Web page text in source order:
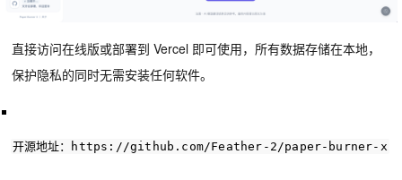
直接访问在线版或部署到 Vercel 即可使用，所有数据存储在本地，
保护隐私的同时无需安装任何软件。
开源地址：https://github.com/Feather-2/paper-burner-x